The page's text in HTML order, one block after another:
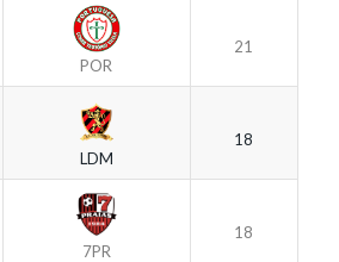
POR
21
LDM
18
7PR
18